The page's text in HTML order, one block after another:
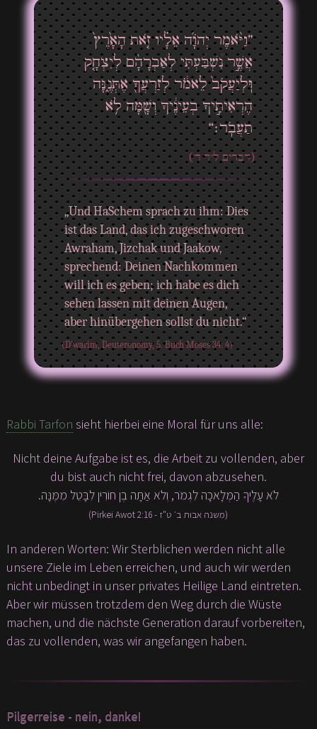
”וַיֹּ֨אמֶר יְהֹוָ֜ה אֵלָ֗יו זֹ֤את הָאָ֙רֶץ֙
אֲשֶׁ֣ר נִ֠שְׁבַּ֠עְתִּי לְאַבְרָהָ֨ם לְיִצְחָ֤ק
וּֽלְיַעֲקֹב֙ לֵאמֹ֔ר לְזַרְעֲךָ֖ אֶתְּנֶ֑נָּה
הֶרְאִיתִ֣יךָ בְעֵינֶ֔יךָ וְשָׁ֖מָּה לֹ֥א
תַעֲבֹֽר׃“
(דברים ל"ד ד')
„Und HaSchem sprach zu ihm: Dies
ist das Land, das ich zugeschworen
Awraham, Jizchak und Jaakow,
sprechend: Deinen Nachkommen
will ich es geben; ich habe es dich
sehen lassen mit deinen Augen,
aber hinübergehen sollst du nicht.“
(D’warim, Deuteronomy, 5. Buch Moses 34: 4)
Rabbi Tarfon sieht hierbei eine Moral für uns alle:
Nicht deine Aufgabe ist es, die Arbeit zu vollenden, aber
du bist auch nicht frei, davon abzusehen.
.לֹא עָלֶיךָ הַמְּלָאכָה לִגְמֹר, וְלֹא אַתָּה בֶן חוֹרִין לִבָּטֵל מִמֶּנָּה
(Pirkei Awot 2:16 - משנה אבות ב׳ ט"ז)
In anderen Worten: Wir Sterblichen werden nicht alle
unsere Ziele im Leben erreichen, und auch wir werden
nicht unbedingt in unser privates Heilige Land eintreten.
Aber wir müssen trotzdem den Weg durch die Wüste
machen, und die nächste Generation darauf vorbereiten,
das zu vollenden, was wir angefangen haben.
Pilgerreise - nein, danke!